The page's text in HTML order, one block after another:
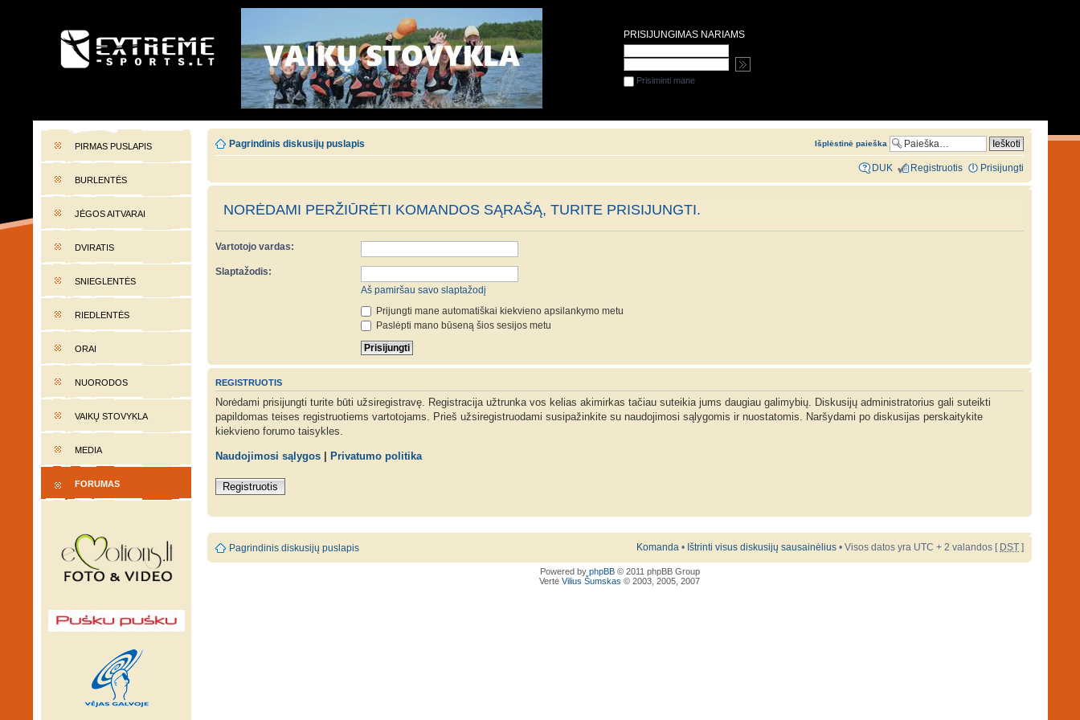
EXTREME-SPORTS.LT
PIRMAS PUSLAPIS
BURLENTĖS
JĖGOS AITVARAI
DVIRATIS
SNIEGLENTĖS
RIEDLENTĖS
ORAI
NUORODOS
VAIKŲ STOVYKLA
MEDIA
FORUMAS
Pagrindinis diskusijų puslapis Išplėstinė paieška
DUK Registruotis Prisijungti
NORĖDAMI PERŽIŪRĖTI KOMANDOS SĄRAŠĄ, TURITE PRISIJUNGTI.
Vartotojo vardas:
Slaptažodis:
Aš pamiršau savo slaptažodį
Prijungti mane automatiškai kiekvieno apsilankymo metu
Paslėpti mano būseną šios sesijos metu
REGISTRUOTIS
Norėdami prisijungti turite būti užsiregistravę. Registracija užtrunka vos kelias akimirkas tačiau suteikia jums daugiau galimybių. Diskusijų administratorius gali suteikti
papildomas teises registruotiems vartotojams. Prieš užsiregistruodami susipažinkite su naudojimosi sąlygomis ir nuostatomis. Naršydami po diskusijas perskaitykite
kiekvieno forumo taisykles.
Naudojimosi sąlygos Privatumo politika
Registruotis
Pagrindinis diskusijų puslapis Komanda • Ištrinti visus diskusijų sausainėlius • Visos datos yra UTC + 2 valandos [ DST ]
Powered by phpBB© 2011 phpBB Group
Vertė Vilius Šumskas © 2003, 2005, 2007
PRISIJUNGIMAS NARIAMS
Prisiminti mane